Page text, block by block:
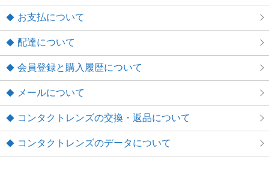
お支払について
配達について
会員登録と購入履歴について
メールについて
コンタクトレンズの交換・返品について
コンタクトレンズのデータについて